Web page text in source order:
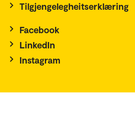
Tilgjengelegheitserklæring
Facebook
LinkedIn
Instagram